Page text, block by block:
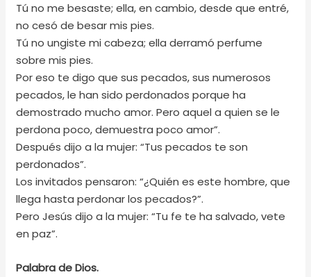
Tú no me besaste; ella, en cambio, desde que entré,
no cesó de besar mis pies.
Tú no ungiste mi cabeza; ella derramó perfume
sobre mis pies.
Por eso te digo que sus pecados, sus numerosos
pecados, le han sido perdonados porque ha
demostrado mucho amor. Pero aquel a quien se le
perdona poco, demuestra poco amor”.
Después dijo a la mujer: “Tus pecados te son
perdonados”.
Los invitados pensaron: “¿Quién es este hombre, que
llega hasta perdonar los pecados?”.
Pero Jesús dijo a la mujer: “Tu fe te ha salvado, vete
en paz”.
Palabra de Dios.